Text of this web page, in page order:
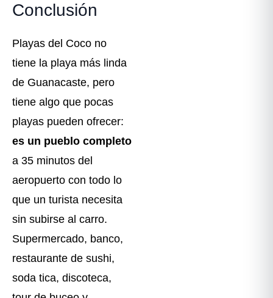
Conclusión
Playas del Coco no
tiene la playa más linda
de Guanacaste, pero
tiene algo que pocas
playas pueden ofrecer:
es un pueblo completo
a 35 minutos del
aeropuerto con todo lo
que un turista necesita
sin subirse al carro.
Supermercado, banco,
restaurante de sushi,
soda tica, discoteca,